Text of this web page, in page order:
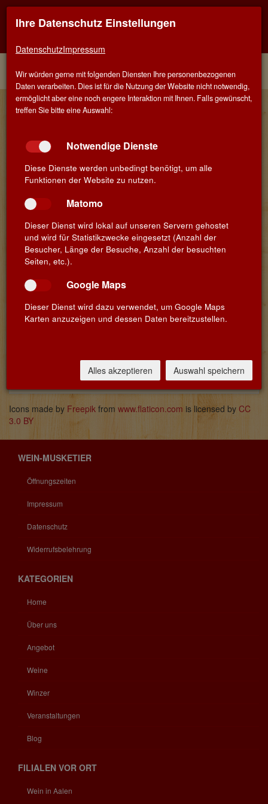
Home Winzer
Unsere Winzer aus Nahe
gehören für uns zu den besten
Rieslingen Deutschlands.
Icons made by Freepik from www.flaticon.com is licensed by CC
3.0 BY
WEIN-MUSKETIER
Öffnungszeiten
Impressum
Datenschutz
Widerrufsbelehrung
KATEGORIEN
Home
Über uns
Angebot
Weine
Winzer
Veranstaltungen
Blog
FILIALEN VOR ORT
Wein in Aalen
Ihre Datenschutz Einstellungen
DatenschutzImpressum
Wir würden gerne mit folgenden Diensten Ihre personenbezogenen
Daten verarbeiten. Dies ist für die Nutzung der Website nicht notwendig,
ermöglicht aber eine noch engere Interaktion mit Ihnen. Falls gewünscht,
treffen Sie bitte eine Auswahl:
Notwendige Dienste
Diese Dienste werden unbedingt benötigt, um alle
Funktionen der Website zu nutzen.
Matomo
Dieser Dienst wird lokal auf unseren Servern gehostet
und wird für Statistikzwecke eingesetzt (Anzahl der
Besucher, Länge der Besuche, Anzahl der besuchten
Seiten, etc.).
Google Maps
Dieser Dienst wird dazu verwendet, um Google Maps
Karten anzuzeigen und dessen Daten bereitzustellen.
Alles akzeptieren Auswahl speichern